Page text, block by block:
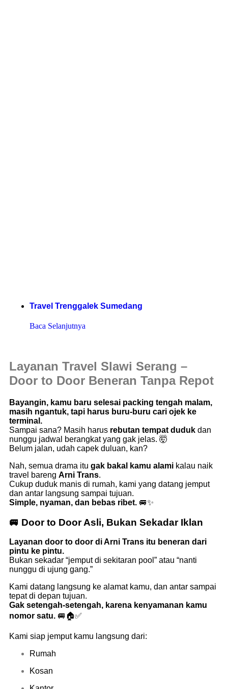
Travel Trenggalek Sumedang
Baca Selanjutnya
Layanan Travel Slawi Serang –
Door to Door Beneran Tanpa Repot
Bayangin, kamu baru selesai packing tengah malam,
masih ngantuk, tapi harus buru-buru cari ojek ke
terminal.
Sampai sana? Masih harus rebutan tempat duduk dan
nunggu jadwal berangkat yang gak jelas. 🤯
Belum jalan, udah capek duluan, kan?
Nah, semua drama itu gak bakal kamu alami kalau naik
travel bareng Arni Trans.
Cukup duduk manis di rumah, kami yang datang jemput
dan antar langsung sampai tujuan.
Simple, nyaman, dan bebas ribet. 🚐✨
🚐 Door to Door Asli, Bukan Sekadar Iklan
Layanan door to door di Arni Trans itu beneran dari
pintu ke pintu.
Bukan sekadar “jemput di sekitaran pool” atau “nanti
nunggu di ujung gang.”
Kami datang langsung ke alamat kamu, dan antar sampai
tepat di depan tujuan.
Gak setengah-setengah, karena kenyamanan kamu
nomor satu. 🚐🏠✅
Kami siap jemput kamu langsung dari:
Rumah
Kosan